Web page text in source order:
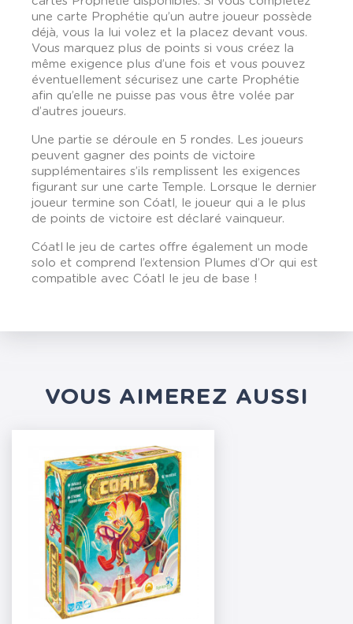
une carte Prophétie qu’un autre joueur possède
déjà, vous la lui volez et la placez devant vous.
Vous marquez plus de points si vous créez la
même exigence plus d’une fois et vous pouvez
éventuellement sécurisez une carte Prophétie
afin qu’elle ne puisse pas vous être volée par
d’autres joueurs.
Une partie se déroule en 5 rondes. Les joueurs
peuvent gagner des points de victoire
supplémentaires s’ils remplissent les exigences
figurant sur une carte Temple. Lorsque le dernier
joueur termine son Cóatl, le joueur qui a le plus
de points de victoire est déclaré vainqueur.
Cóatl le jeu de cartes offre également un mode
solo et comprend l’extension Plumes d’Or qui est
compatible avec Cóatl le jeu de base !
VOUS AIMEREZ AUSSI